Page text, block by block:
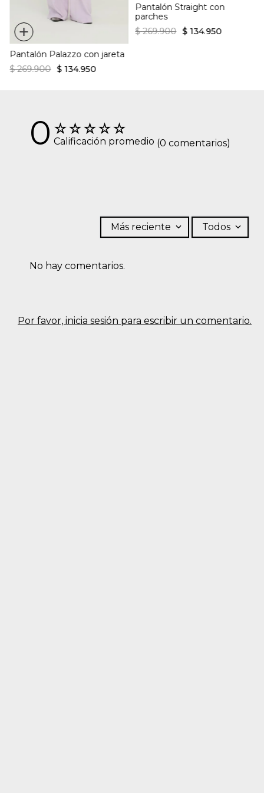
+
Pantalón Palazzo con jareta
$ 269.900 $ 134.950
Pantalón Straight con
parches
$ 269.900 $ 134.950
☆☆☆☆☆
0 Calificación promedio (0 comentarios)
Por favor, inicia sesión para escribir un comentario.
Más reciente Todos
No hay comentarios.